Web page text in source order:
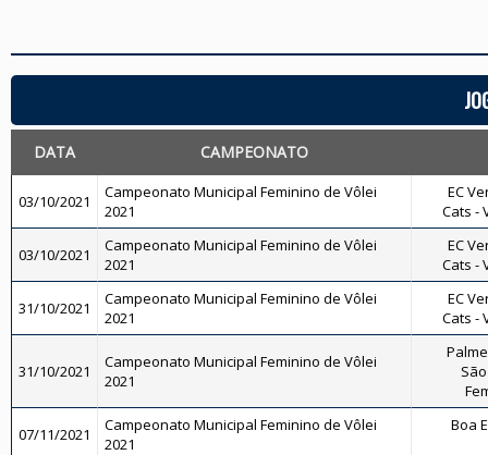
DATA CAMPEONATO
03/10/2021
Campeonato Municipal Feminino de Vôlei
2021
EC
Cats -
03/10/2021
Campeonato Municipal Feminino de Vôlei
2021
EC
Cats -
31/10/2021
Campeonato Municipal Feminino de Vôlei
2021
EC
Cats -
31/10/2021
Campeonato Municipal Feminino de Vôlei
2021
07/11/2021
Campeonato Municipal Feminino de Vôlei
2021
Boa